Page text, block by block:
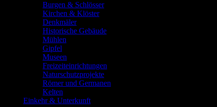
Burgen & Schlösser
Kirchen & Klöster
Denkmäler
Historische Gebäude
Mühlen
Gipfel
Museen
Freizeiteinrichtungen
Naturschutzprojekte
Römer und Germanen
Kelten
Einkehr & Unterkunft